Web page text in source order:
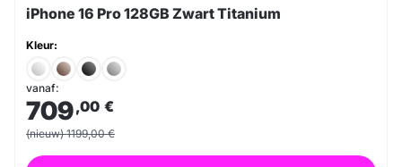
iPhone 16 Pro 128GB Zwart Titanium
Kleur:
vanaf:
709,00 €
(nieuw) 1199,00 €